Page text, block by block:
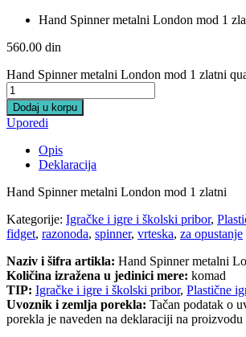
Hand Spinner metalni London mod 1
560.00 din
Hand Spinner metalni London mod 1 zlatni
Dodaj u korpu
Uporedi
Opis
Deklaracija
Hand Spinner metalni London mod 1 zlatni
Kategorije: Igračke i igre i školski pribor,
fidget, razonoda, spinner, vrteska, za opustanje
Naziv i šifra artikla: Hand Spinner metalni
Količina izražena u jedinici mere: komad
TIP: Igračke i igre i školski pribor, Plastične
Uvoznik i zemlja porekla: Tačan podatak o
porekla je naveden na deklaraciji na proizvodu